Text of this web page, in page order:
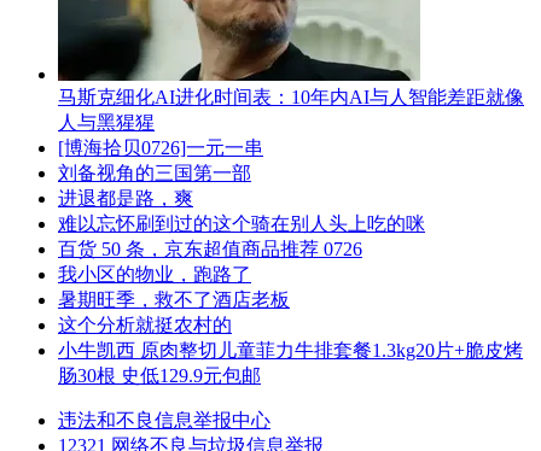
马斯克细化AI进化时间表：10年内AI与人智能差距就像
人与黑猩猩
[博海拾贝0726]一元一串
刘备视角的三国第一部
进退都是路，爽
难以忘怀刷到过的这个骑在别人头上吃的咪
百货 50 条，京东超值商品推荐 0726
我小区的物业，跑路了
暑期旺季，救不了酒店老板
这个分析就挺农村的
小牛凯西 原肉整切儿童菲力牛排套餐1.3kg20片+脆皮烤
肠30根 史低129.9元包邮
违法和不良信息举报中心
12321 网络不良与垃圾信息举报